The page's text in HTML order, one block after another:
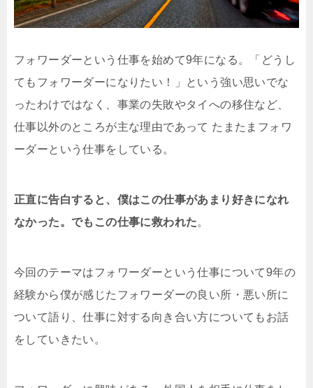
フォワーダーという仕事を始めて9年になる。「どうし
てもフォワーダーになりたい！」という強い思いでな
ったわけではなく、事業の失敗やタイへの移住など、
仕事以外のところが主な理由であって たまたまフォワ
ーダーという仕事をしている。
正直に告白すると、僕はこの仕事があまり好きになれ
なかった。でもこの仕事に救われた。
今回のテーマはフォワーダーという仕事について9年の
経験から僕が感じたフォワーダーの良い所・悪い所に
ついて語り、仕事に対する向き合い方についてもお話
をしていきたい。